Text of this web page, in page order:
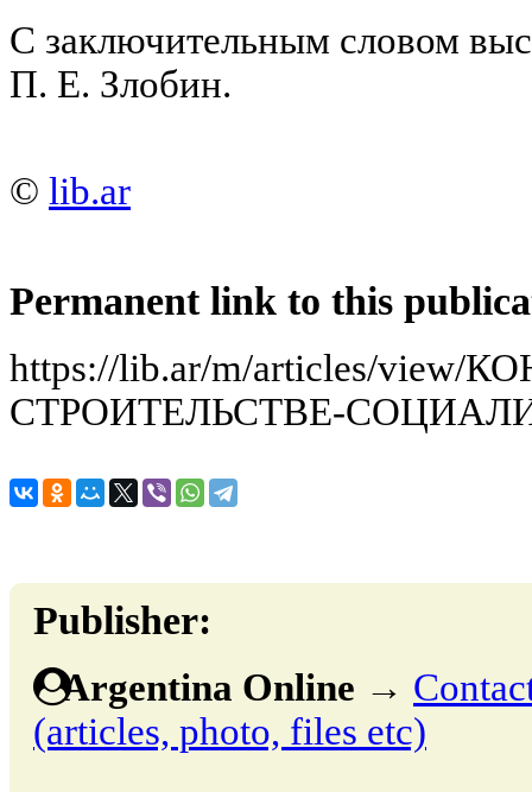
С заключительным словом
П. Е. Злобин.
© lib.ar
Permanent link to this
https://lib.ar/m/articles/view/
СТРОИТЕЛЬСТВЕ-
Publisher:
Argentina Online →
(articles, photo, files etc)